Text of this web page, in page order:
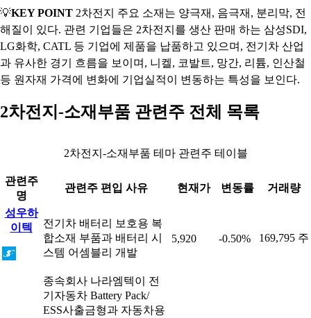
💡KEY POINT 2차전지 주요 소재는 양극재, 음극재, 분리막, 전
해질이 있다. 관련 기업들은 2차전지를 생산 판매 하는 삼성SDI,
LG화학, CATL 등 기업에 제품을 납품하고 있으며, 전기차 산업
과 유사한 경기 흐름을 보이며, 니켈, 코발트, 망간, 리튬, 인산철
등 원자재 가격에 변화에 기업실적이 변동하는 특성을 보인다.
2차전지-소재부품 관련주 전체 목록
2차전지-소재부품 테마 관련주 테이블
관련주
명
관련주 편입 사유 현재가 변동률 거래량
성우하
이텍
전기차 배터리 보호용 복
합소재 부품과 배터리 시
스템 어셈블리 개발
5,920 -0.50% 169,795 주
종속회사 나라엠텍이 전
기자동차 Battery Pack/
ESS사출금형과 자동차용